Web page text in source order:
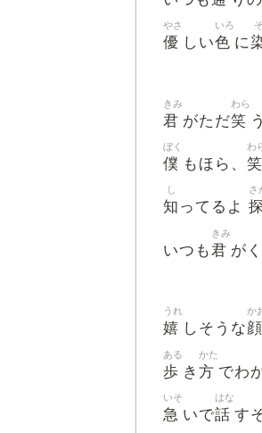
優
やさ
しい色
いろ
に
そ
君
きみ
がただ笑
わら
僕
ぼく
もほら、 笑
わ
知
し
ってるよ 探
さ
いつも君
きみ
が
嬉
うれ
しそうな顔
か
歩
ある
き 方
かた
でわ
急
いそ
いで話
はな
す